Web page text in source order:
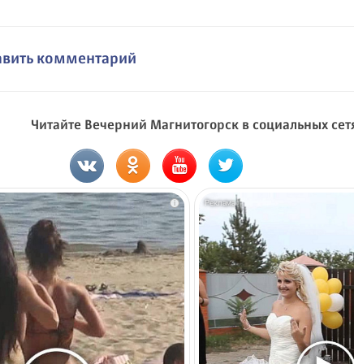
комментарий
Читайте Вечерний Магнитогорск в социальных
i